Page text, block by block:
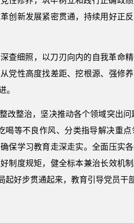
创新发展紧密贯通，持续用好正
查细照，以刀刃向内的自我革命
党性高度找差距、挖根源、强修
。
改整治，坚决推动各个领域突出
喝等不良作风、分类指导解决重
保学习教育走深走实。全面压实
制度规矩，健全标本兼治长效机
起好步贯通起来，教育引导党员干